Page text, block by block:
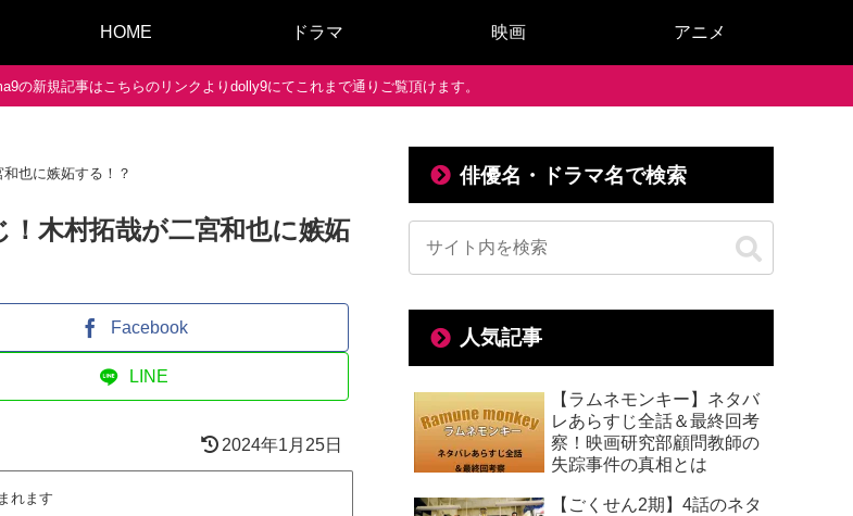
HOME ドラマ 映画 アニメ
の新規記事はこちらのリンクよりdolly9にてこれまで通りご覧頂けます。
也に嫉妬する！？
木村拓哉が二宮和也に嫉妬
Facebook
LINE
2024年1月25日
れます
俳優名・ドラマ名で検索
人気記事
【ラムネモンキー】ネタバ
レあらすじ全話＆最終回考
察！映画研究部顧問教師の
失踪事件の真相とは
【ごくせん2期】4話のネタ